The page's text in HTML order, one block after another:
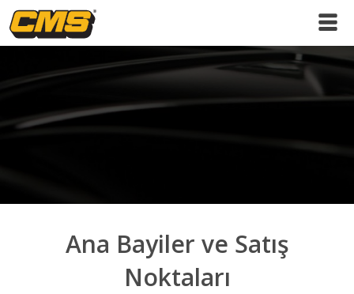
Ana Bayiler ve Satış
Noktaları